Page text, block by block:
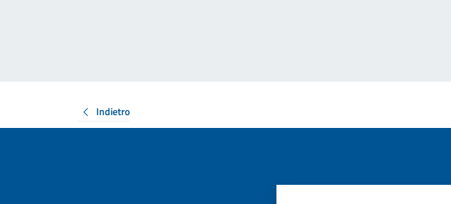
Indietro